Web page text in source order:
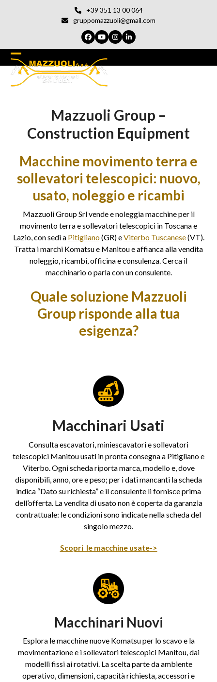
+39 351 13 00 064
gruppomazzuoli@gmail.com
Facebook
YouTubeInstagram
LinkedIn
Open
mobile
Chiudi
cellulare
Mazzuoli Group –
Construction Equipment
Macchine movimento terra e
sollevatori telescopici: nuovo,
usato, noleggio e ricambi
Mazzuoli Group Srl vende e noleggia macchine per il
movimento terra e sollevatori telescopici in Toscana e
Lazio, con sedi a Pitigliano(GR) eViterbo Tuscanese(VT).
Tratta i marchi Komatsu e Manitou e affianca alla vendita
noleggio, ricambi, officina e consulenza. Cerca il
macchinario o parla con un consulente.
Quale soluzione Mazzuoli
Group risponde alla tua
esigenza?
Macchinari Usati
Consulta escavatori, miniescavatori e sollevatori
telescopici Manitou usati in pronta consegna a Pitigliano e
Viterbo. Ogni scheda riporta marca, modello e, dove
disponibili, anno, ore e peso; per i dati mancanti la scheda
indica “Dato su richiesta” e il consulente li fornisce prima
dell’offerta. La vendita di usato non è coperta da garanzia
contrattuale: le condizioni sono indicate nella scheda del
singolo mezzo.
Scopri le macchine usate->
Macchinari Nuovi
Esplora le macchine nuove Komatsu per lo scavo e la
movimentazione e i sollevatori telescopici Manitou, dai
modelli fissi ai rotativi. La scelta parte da ambiente
operativo, dimensioni, capacità richiesta, accessori e